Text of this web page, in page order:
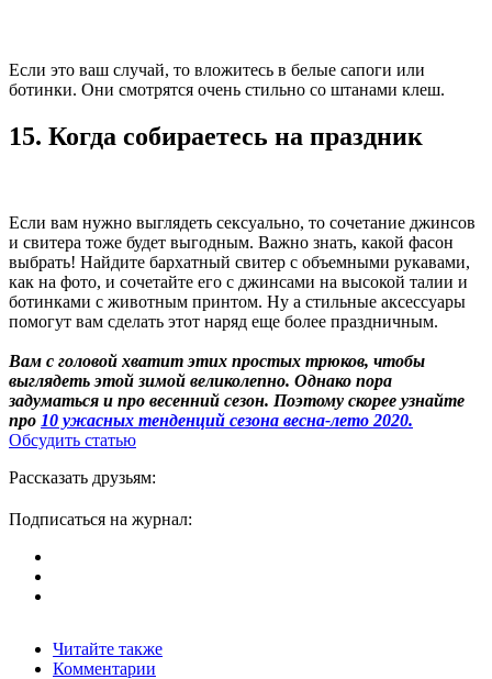
Если это ваш случай, то вложитесь в белые сапоги или
ботинки. Они смотрятся очень стильно со штанами клеш.
15. Когда собираетесь на праздник
Если вам нужно выглядеть сексуально, то сочетание джинсов
и свитера тоже будет выгодным. Важно знать, какой фасон
выбрать! Найдите бархатный свитер с объемными рукавами,
как на фото, и сочетайте его с джинсами на высокой талии и
ботинками с животным принтом. Ну а стильные аксессуары
помогут вам сделать этот наряд еще более праздничным.
Вам с головой хватит этих простых трюков, чтобы
выглядеть этой зимой великолепно. Однако пора
задуматься и про весенний сезон. Поэтому скорее узнайте
про 10 ужасных тенденций сезона весна-лето 2020.
Обсудить статью
Рассказать друзьям:
Подписаться на журнал:
Читайте также
Комментарии